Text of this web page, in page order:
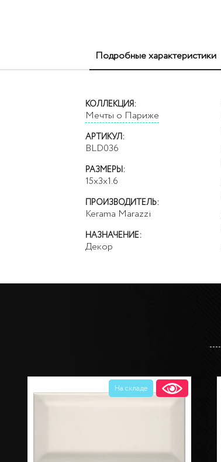
Подробные характеристики
КОЛЛЕКЦИЯ:
Мечты о Париже
АРТИКУЛ:
BLD036
РАЗМЕРЫ:
15x3x1.6
ПРОИЗВОДИТЕЛЬ:
Kerama Marazzi
НАЗНАЧЕНИЕ:
Декор
На складе